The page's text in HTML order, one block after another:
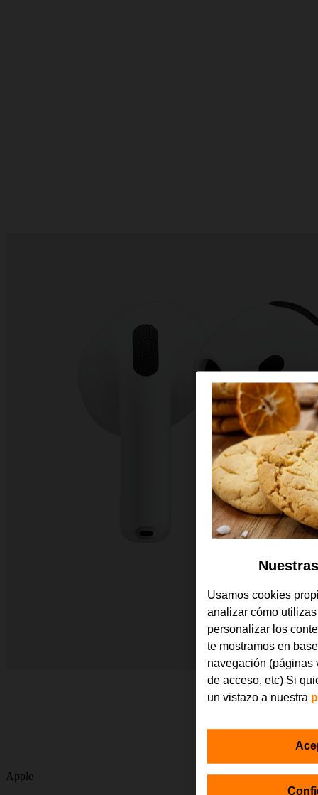
Apple
Usamos cookies
analizar cómo
personalizar los
te mostramos en
navegación (páginas
de acceso, etc) Si
un vistazo a nuestra